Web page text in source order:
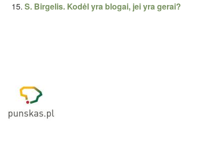
S. Birgelis. Kodėl yra blogai, jei yra gerai?